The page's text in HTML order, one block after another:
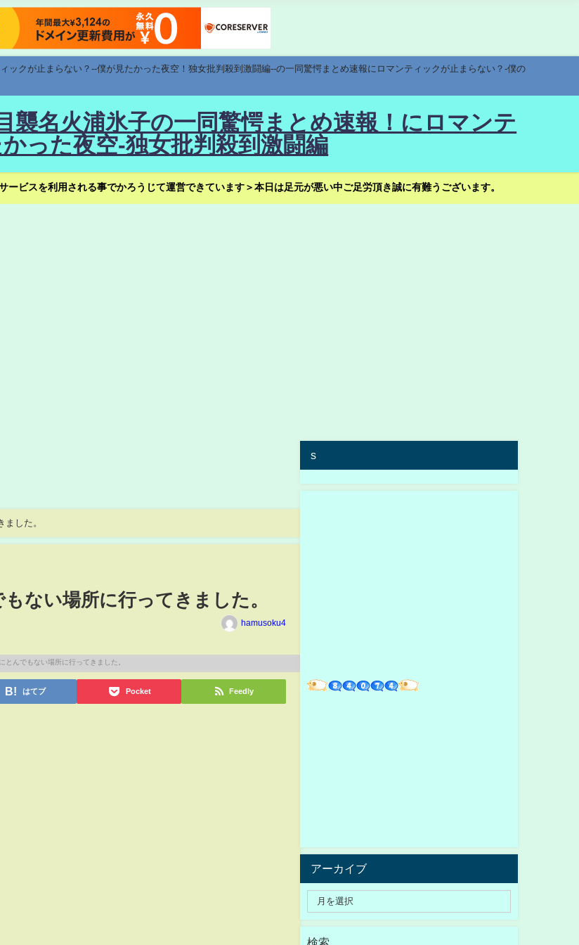
ックが止まらない？--僕が見たかった夜空！独女批判殺到激闘編--の一同驚愕まとめ速報にロマンティックが止まらない？-僕の
襲名火浦氷子の一同驚愕まとめ速報！にロマンテ
った夜空-独女批判殺到激闘編
ビスを利用される事でかろうじて運営できています＞本日は足元が悪い中ご足労頂き誠に有難うございます。
した。
ない場所に行ってきました。
hamusoku4
はてブ Pocket Feedly
s
アーカイブ
検索